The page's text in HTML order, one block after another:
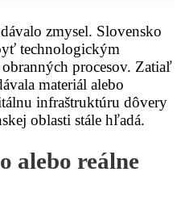
zmysel. Slovensko
technologickým
procesov. Zatiaľ
materiál alebo
infraštruktúru dôvery
oblasti stále hľadá.
alebo reálne